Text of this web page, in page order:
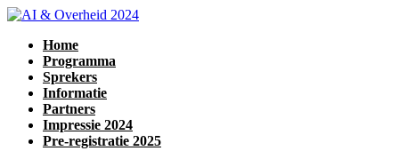
Home
Programma
Sprekers
Informatie
Partners
Impressie 2024
Pre-registratie 2025